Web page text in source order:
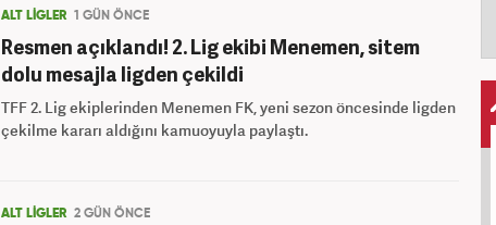
ALT LİGLER 1 GÜN ÖNCE
Resmen açıklandı! 2. Lig ekibi Menemen, sitem
dolu mesajla ligden çekildi
TFF 2. Lig ekiplerinden Menemen FK, yeni sezon öncesinde ligden
çekilme kararı aldığını kamuoyuyla paylaştı.
ALT LİGLER 2 GÜN ÖNCE